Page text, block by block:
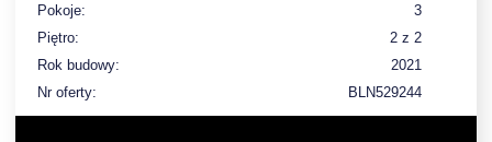
Pokoje:
3
Piętro:
2 z 2
Rok budowy:
2021
Nr oferty:
BLN529244